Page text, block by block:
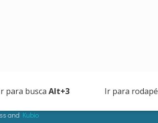
para buscaAlt+3 Ir para rodapé
and Kubio